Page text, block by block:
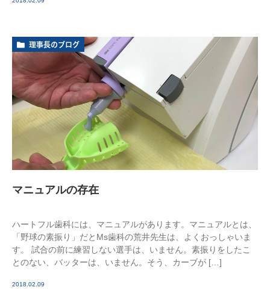
理事長のブログ
マニュアルの存在
ハートフル歯科には、マニュアルがあります。マニュアルとは、
「野球の素振り」だとMs歯科の荒井先生は、よくおっしゃいま
す。 試合の前に練習しない選手は、いません。素振りをしたこ
とのない、バッターは、いません。そう、カーブが […]
2018.02.09